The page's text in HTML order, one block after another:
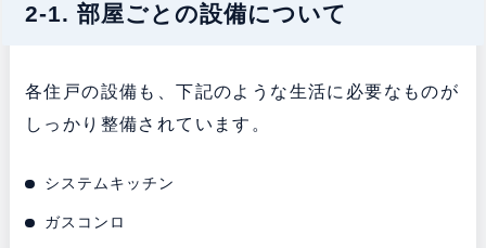
2-1. 部屋ごとの設備について
各住戸の設備も、下記のような生活に必要なものが
しっかり整備されています。
システムキッチン
ガスコンロ